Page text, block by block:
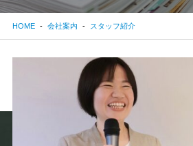
HOME 会社案内 スタッフ紹介